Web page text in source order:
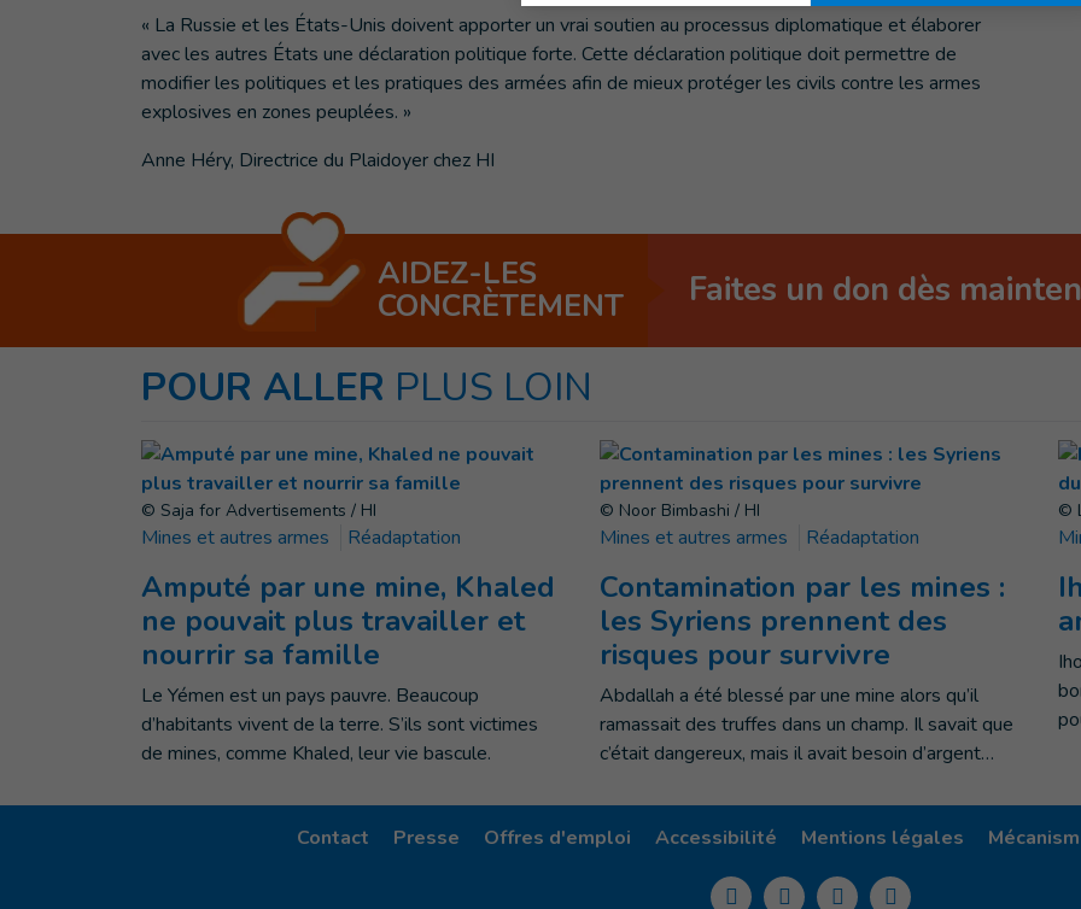
« La Russie et les États-Unis doivent apporter un vrai soutien au processus diplomatique et élaborer
avec les autres États une déclaration politique forte. Cette déclaration politique doit permettre de
modifier les politiques et les pratiques des armées afin de mieux protéger les civils contre les armes
explosives en zones peuplées. »
Anne Héry, Directrice du Plaidoyer chez HI
AIDEZ-LES
CONCRÈTEMENT Faites un don dès
POUR ALLER PLUS LOIN
© Saja for Advertisements / HI
Mines et autres armes Réadaptation
Amputé par une mine, Khaled
ne pouvait plus travailler et
nourrir sa famille
Le Yémen est un pays pauvre. Beaucoup
d’habitants vivent de la terre. S’ils sont victimes
de mines, comme Khaled, leur vie bascule.
© Noor Bimbashi / HI
Mines et autres armes Réadaptation
Contamination par les mines :
les Syriens prennent des
risques pour survivre
Abdallah a été blessé par une mine alors qu’il
ramassait des truffes dans un champ. Il savait que
c’était dangereux, mais il avait besoin d’argent…
©
Contact Presse Offres d'emploi Accessibilité Mentions légales